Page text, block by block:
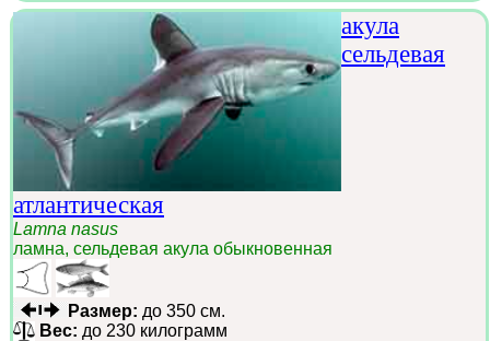
акула
сельдевая
атлантическая
Lamna nasus
ламна, сельдевая акула обыкновенная
Размер: до 350 см.
Вес: до 230 килограмм